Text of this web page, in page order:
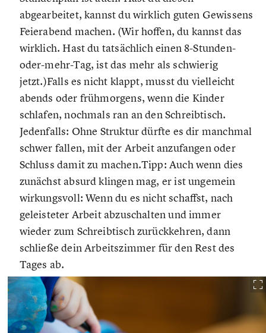
abgearbeitet, kannst du wirklich guten Gewissens
Feierabend machen. (Wir hoffen, du kannst das
wirklich. Hast du tatsächlich einen 8-Stunden-
oder-mehr-Tag, ist das mehr als schwierig
jetzt.)Falls es nicht klappt, musst du vielleicht
abends oder frühmorgens, wenn die Kinder
schlafen, nochmals ran an den Schreibtisch.
Jedenfalls: Ohne Struktur dürfte es dir manchmal
schwer fallen, mit der Arbeit anzufangen oder
Schluss damit zu machen.Tipp: Auch wenn dies
zunächst absurd klingen mag, er ist ungemein
wirkungsvoll: Wenn du es nicht schaffst, nach
geleisteter Arbeit abzuschalten und immer
wieder zum Schreibtisch zurückkehren, dann
schließe dein Arbeitszimmer für den Rest des
Tages ab.